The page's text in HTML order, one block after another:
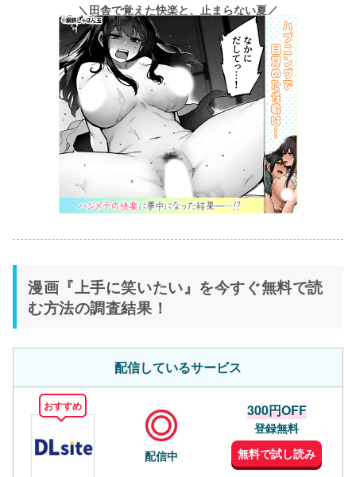
＼田舎で覚えた快楽と、止まらない夏／
漫画『上手に笑いたい』を今すぐ無料で読
む方法の調査結果！
配信しているサービス
おすすめ
配信中
300円OFF
登録無料
無料で試し読み